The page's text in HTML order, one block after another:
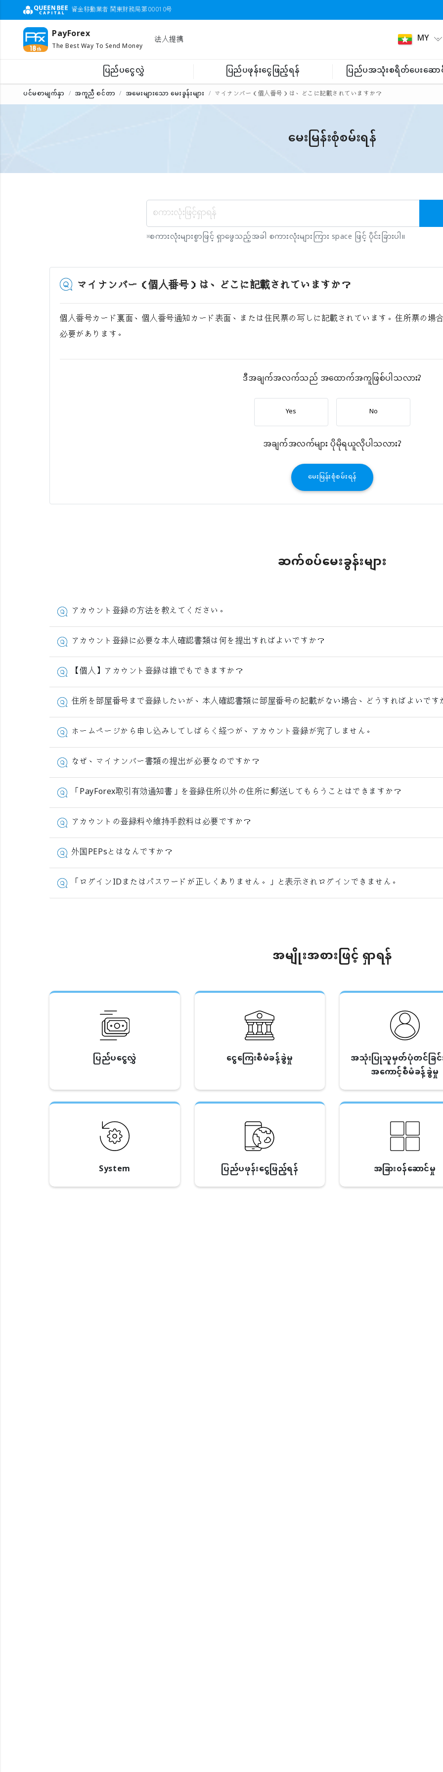
資金移動業者 関東財務局第00010号
PayForex
The Best Way To Send Money 法人提携
MY
ပြည်ပငွေလွှဲ
ပြည်ပဖုန်းငွေဖြည့်ရန် ပြည်ပအသုံးစရိတ်ပေးဆေ
ပင်မစာမျက်နှာ အကူညီ စင်တာ အမေးများသော မေးခွန်းများ マイナンバー（個人番号）は、どこに記載されていますか？
မေးမြန်းစုံစမ်းရန်
※စကားလုံးများစွာဖြင့် ရှာဖွေသည့်အခါ စကားလုံးများကြား space ဖြင့် ပိုင်းခြားပါ။
マイナンバー（個人番号）は、どこに記載されていますか？
個人番号カード裏面、個人番号通知カード表面、または住民票の写しに記載されています。住所票の
必要があります。
ဒီအချက်အလက်သည် အထောက်အကူဖြစ်ပါသလား?
Yes No
အချက်အလက်များ ပိုမိုရယူလိုပါသလား?
မေးမြန်းစုံစမ်းရန်
ဆက်စပ်မေးခွန်းများ
アカウント登録の方法を教えてください。
アカウント登録に必要な本人確認書類は何を提出すればよいですか？
【個人】アカウント登録は誰でもできますか？
住所を部屋番号まで登録したいが、本人確認書類に部屋番号の記載がない場合、どうすればよいで
ホームページから申し込みしてしばらく経つが、アカウント登録が完了しません。
なぜ、マイナンバー書類の提出が必要なのですか？
「PayForex取引有効通知書」を登録住所以外の住所に郵送してもらうことはできますか？
アカウントの登録料や維持手数料は必要ですか？
外国PEPsとはなんですか？
「ログインIDまたはパスワードが正しくありません。」と表示されログインできません。
အမျိုးအစားဖြင့် ရှာရန်
ပြည်ပငွေလွှဲ ငွေကြေးစီမံခန့်ခွဲမှု
အသုံးပြုသူမှတ်ပုံတင်ခြင်
အကောင့်စီမံခန့်ခွဲမှု
System ပြည်ပဖုန်းငွေဖြည့်ရန် အခြား၀န်ဆောင်မှု